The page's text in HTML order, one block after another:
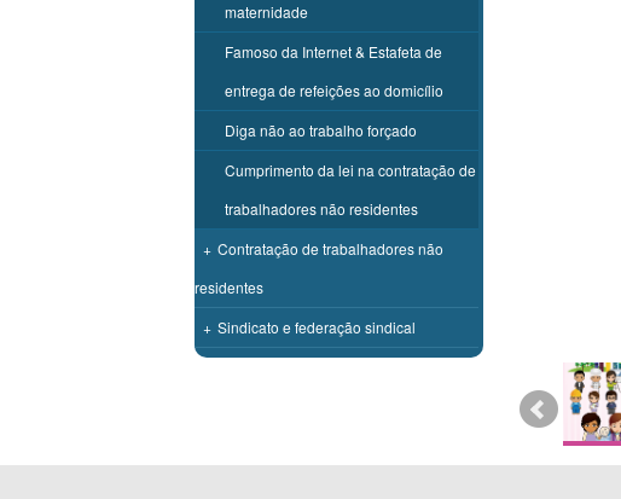
maternidade
Famoso da Internet & Estafeta de
entrega de refeições ao domicílio
Diga não ao trabalho forçado
Cumprimento da lei na contratação de
trabalhadores não residentes
+ Contratação de trabalhadores não
residentes
+ Sindicato e federação sindical